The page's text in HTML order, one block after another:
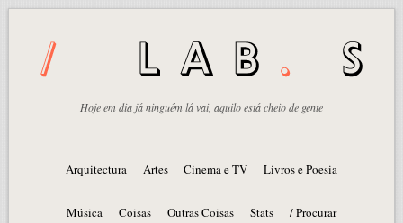
Hoje em dia já ninguém lá vai, aquilo está cheio de gente
Arquitectura Artes Cinema e TV Livros e Poesia
Música Coisas Outras Coisas Stats / Procurar